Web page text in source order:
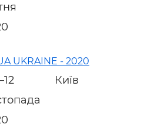
UKRAINE - 2020
Київ